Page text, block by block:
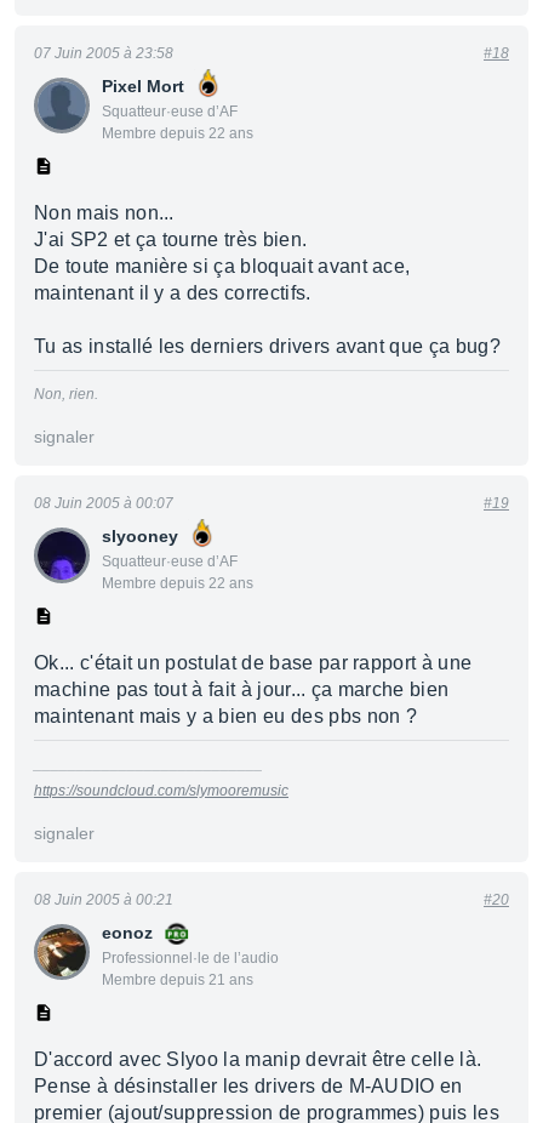
Pixel Mort
Squatteur·euse d’AF
Membre depuis 22 ans
07 Juin 2005 à 23:58 #18
Non mais non...
J'ai SP2 et ça tourne très bien.
De toute manière si ça bloquait avant ace,
maintenant il y a des correctifs.
Tu as installé les derniers drivers avant que ça bug?
Non, rien.
signaler
slyooney
Squatteur·euse d’AF
Membre depuis 22 ans
08 Juin 2005 à 00:07 #19
Ok... c'était un postulat de base par rapport à une
machine pas tout à fait à jour... ça marche bien
maintenant mais y a bien eu des pbs non ?
https://soundcloud.com/slymooremusic
signaler
eonoz
Professionnel·le de l’audio
Membre depuis 21 ans
08 Juin 2005 à 00:21 #20
D'accord avec Slyoo la manip devrait être celle là.
Pense à désinstaller les drivers de M-AUDIO en
premier (ajout/suppression de programmes) puis les